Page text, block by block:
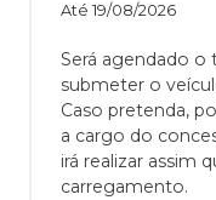
Até 19/08/2026
Será agendado o
submeter o
Caso pretenda,
a cargo do
irá realizar assim
carregamento.